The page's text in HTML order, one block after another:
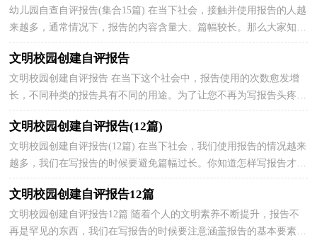
幼儿园自查自评报告(集合15篇) 在当下社会，接触并使用报告的人越
来越多，通常情况下，报告的内容含量大、篇幅较长。那么大家知道
标准正式的报告格式吗？下面是小编为大家整理的幼...
文明校园创建自评报告
文明校园创建自评报告 在当下这个社会中，报告使用的次数愈发增
长，不同种类的报告具有不同的用途。为了让您不再为写报告头疼，
以下是小编收集整理的文明校园创建自评报告，欢迎阅...
文明校园创建自评报告(12篇)
文明校园创建自评报告(12篇) 在当下社会，我们使用报告的情况越来
越多，我们在写报告的时候要避免篇幅过长。你知道怎样写报告才能
写的好吗？下面是小编整理的文明校园创建自评报...
文明校园创建自评报告12篇
文明校园创建自评报告12篇 随着个人的文明素养不断提升，报告不
再是罕见的东西，我们在写报告的时候要注意涵盖报告的基本要素。